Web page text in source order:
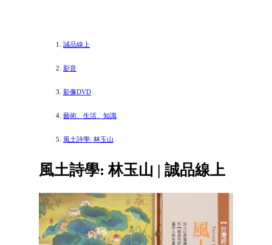
誠品線上
影音
影像DVD
藝術、生活、知識
風土詩學: 林玉山
風土詩學: 林玉山 | 誠品線上